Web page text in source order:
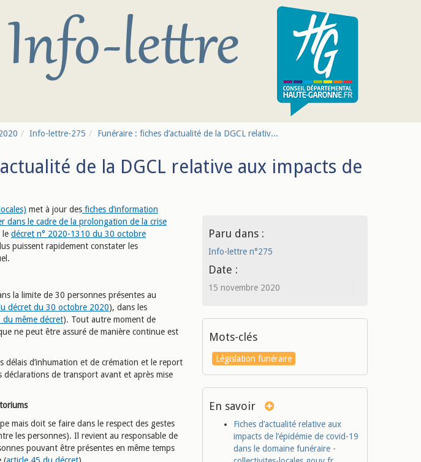
Info-lettre-275 Funéraire : fiches d’actualité de la DGCL relativ...
de la DGCL relative aux impacts de
met à jour des fiches d’information
dans le cadre de la prolongation de la crise
le décret n° 2020-1310 du 30 octobre
puissent rapidement constater les
la limite de 30 personnes présentes au
décret du 30 octobre 2020), dans les
du même décret). Tout autre moment de
ne peut être assuré de manière continue est
délais d’inhumation et de crémation et le report
de transport avant et après mise
mais doit se faire dans le respect des gestes
les personnes). Il revient au responsable de
pouvant être présentes en même temps
Paru dans :
Info-lettre n°275
Date :
15 novembre 2020
Mots-clés
Législation funéraire
En savoir
Fiches d’actualité relative aux
impacts de l’épidémie de covid-19
dans le domaine funéraire -